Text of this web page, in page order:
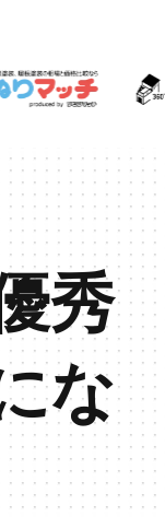
秀
な